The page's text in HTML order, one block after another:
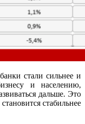
стали сильнее и
и населению,
дальше. Это
стабильнее